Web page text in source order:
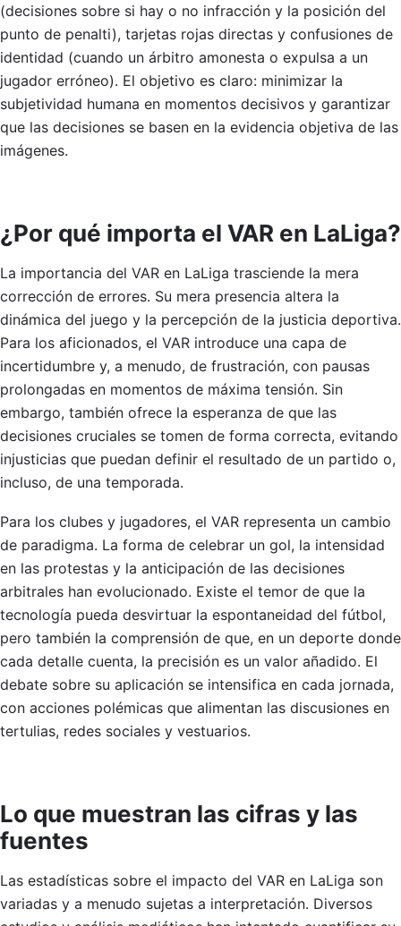
(decisiones sobre si hay o no infracción y la posición del
punto de penalti), tarjetas rojas directas y confusiones de
identidad (cuando un árbitro amonesta o expulsa a un
jugador erróneo). El objetivo es claro: minimizar la
subjetividad humana en momentos decisivos y garantizar
que las decisiones se basen en la evidencia objetiva de las
imágenes.
¿Por qué importa el VAR en LaLiga?
La importancia del VAR en LaLiga trasciende la mera
corrección de errores. Su mera presencia altera la
dinámica del juego y la percepción de la justicia deportiva.
Para los aficionados, el VAR introduce una capa de
incertidumbre y, a menudo, de frustración, con pausas
prolongadas en momentos de máxima tensión. Sin
embargo, también ofrece la esperanza de que las
decisiones cruciales se tomen de forma correcta, evitando
injusticias que puedan definir el resultado de un partido o,
incluso, de una temporada.
Para los clubes y jugadores, el VAR representa un cambio
de paradigma. La forma de celebrar un gol, la intensidad
en las protestas y la anticipación de las decisiones
arbitrales han evolucionado. Existe el temor de que la
tecnología pueda desvirtuar la espontaneidad del fútbol,
pero también la comprensión de que, en un deporte donde
cada detalle cuenta, la precisión es un valor añadido. El
debate sobre su aplicación se intensifica en cada jornada,
con acciones polémicas que alimentan las discusiones en
tertulias, redes sociales y vestuarios.
Lo que muestran las cifras y las
fuentes
Las estadísticas sobre el impacto del VAR en LaLiga son
variadas y a menudo sujetas a interpretación. Diversos